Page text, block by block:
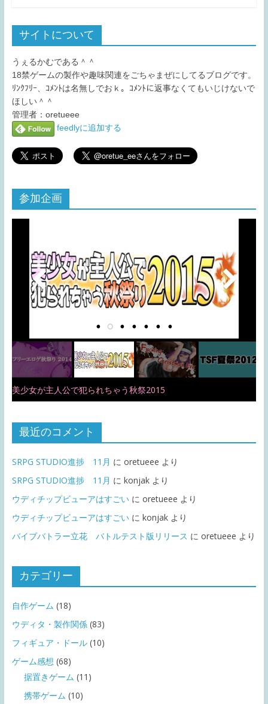
サイトについて
うぇるかむである＾＾
18禁ゲームの製作や趣味関連をごちゃまぜにしてるブログです。
ﾘﾝｸﾌﾘｰ、ｺﾒﾝﾄは名無しでおｋ。ｺﾒﾝﾄに返事なくてもいじけないで
ほしい＾＾
管理者：oretueee
feedlyに追加する
参加企画
美少女が主人公で犯られちゃう秋祭2015
最近のコメント
SRPG STUDIO進捗 11月 に oretueee より
SRPG STUDIO進捗 11月 に konjakより
ウディチップビューアはすごいに oretueee より
ウディチップビューアはすごいに konjakより
バイブバトラー立花 バトルテスト版リリース に oretueee より
カテゴリー
自作ゲーム (18)
ウディタ・製作関係(83)
フィギュア・ドール(10)
ゲーム感想 (68)
据置きゲーム (11)
携帯ゲーム (10)